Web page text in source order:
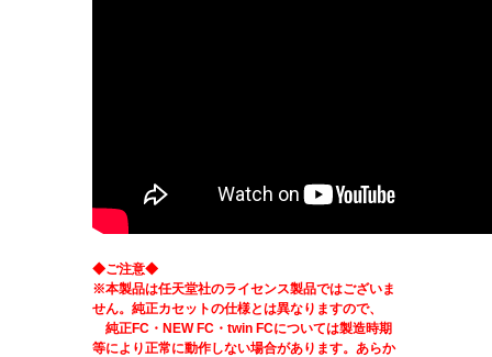
◆ご注意◆
※本製品は任天堂社のライセンス製品ではございま
せん。純正カセットの仕様とは異なりますので、
純正FC・NEW FC・twin FCについては製造時期
等により正常に動作しない場合があります。あらか